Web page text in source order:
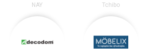
NAY Tchibo